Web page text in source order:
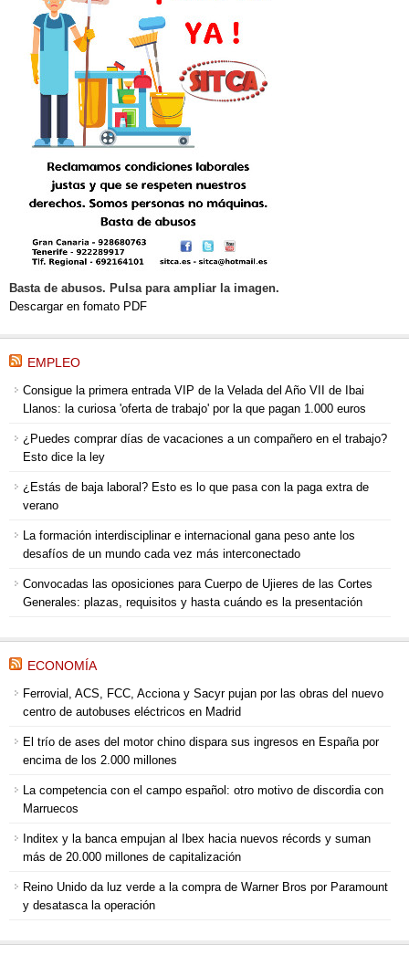
Basta de abusos. Pulsa para ampliar la imagen.
Descargar en fomato PDF
EMPLEO
Consigue la primera entrada VIP de la Velada del Año VII de Ibai
Llanos: la curiosa 'oferta de trabajo' por la que pagan 1.000 euros
¿Puedes comprar días de vacaciones a un compañero en el trabajo?
Esto dice la ley
¿Estás de baja laboral? Esto es lo que pasa con la paga extra de
verano
La formación interdisciplinar e internacional gana peso ante los
desafíos de un mundo cada vez más interconectado
Convocadas las oposiciones para Cuerpo de Ujieres de las Cortes
Generales: plazas, requisitos y hasta cuándo es la presentación
ECONOMÍA
Ferrovial, ACS, FCC, Acciona y Sacyr pujan por las obras del nuevo
centro de autobuses eléctricos en Madrid
El trío de ases del motor chino dispara sus ingresos en España por
encima de los 2.000 millones
La competencia con el campo español: otro motivo de discordia con
Marruecos
Inditex y la banca empujan al Ibex hacia nuevos récords y suman
más de 20.000 millones de capitalización
Reino Unido da luz verde a la compra de Warner Bros por Paramount
y desatasca la operación